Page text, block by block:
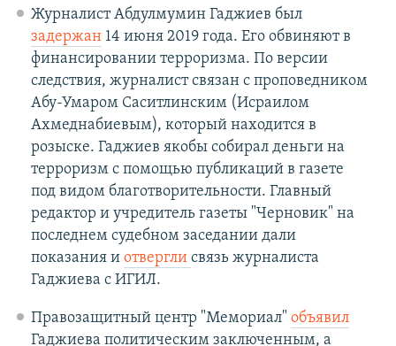
Журналист Абдулмумин Гаджиев был
задержан14 июня 2019 года. Его обвиняют в
финансировании терроризма. По версии
следствия, журналист связан с проповедником
Абу-Умаром Саситлинским (Исраилом
Ахмеднабиевым), который находится в
розыске. Гаджиев якобы собирал деньги на
терроризм с помощью публикаций в газете
под видом благотворительности. Главный
редактор и учредитель газеты "Черновик" на
последнем судебном заседании дали
показания и отвергли связь журналиста
Гаджиева с ИГИЛ.
Правозащитный центр "Мемориал" объявил
Гаджиева политическим заключенным, а